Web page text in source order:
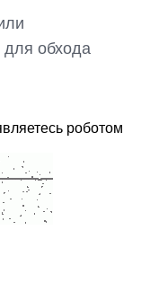
для обхода
роботом